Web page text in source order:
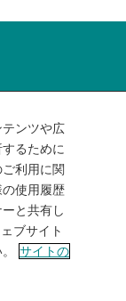
ンツや広
るために
利用に関
使用履歴
と共有し
ブサイト
サイトの